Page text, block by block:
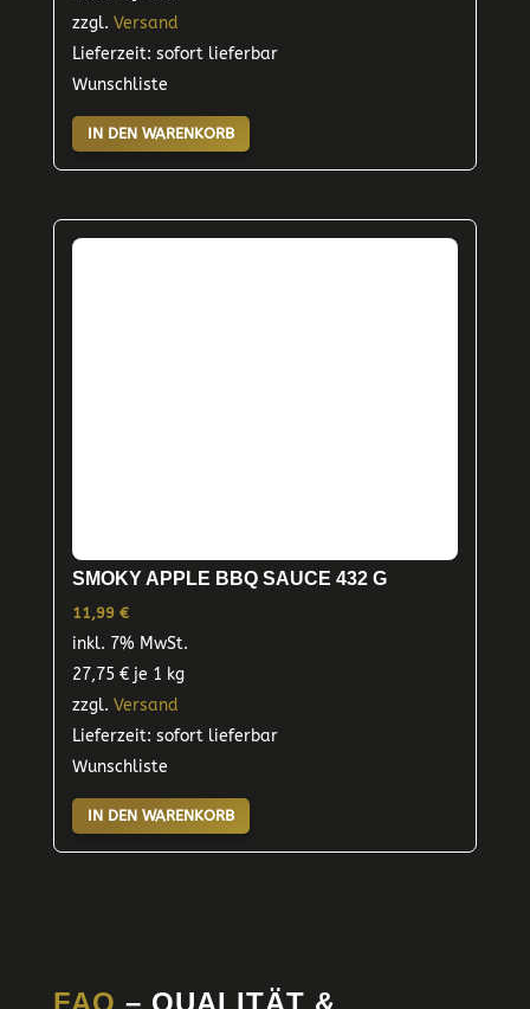
zzgl. Versand
Lieferzeit: sofort lieferbar
Wunschliste
IN DEN WARENKORB
SMOKY APPLE BBQ SAUCE 432 G
11,99 €
inkl. 7% MwSt.
27,75 €je 1 kg
zzgl. Versand
Lieferzeit: sofort lieferbar
Wunschliste
IN DEN WARENKORB
FAQ – QUALITÄT &